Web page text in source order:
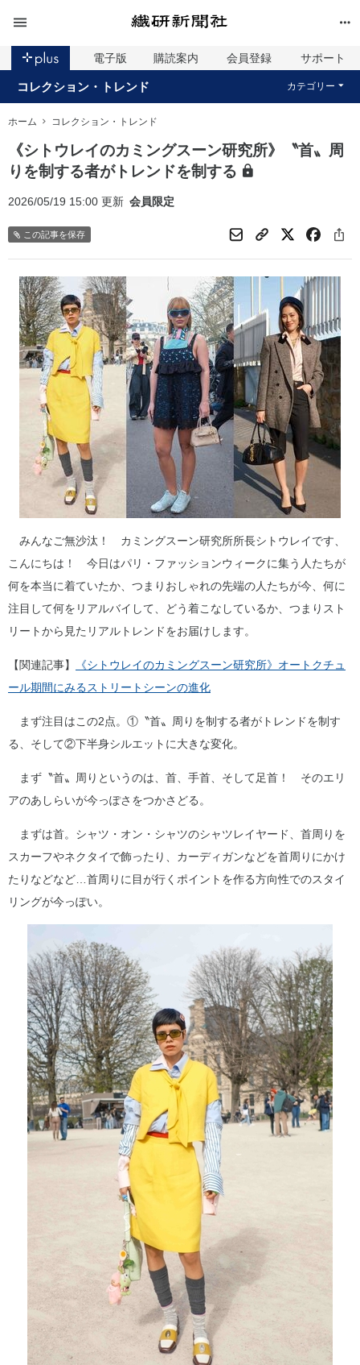
電子版 購読案内 会員登録 サポート
コレクション・トレンド カテゴリー
ホーム コレクション・トレンド
《シトウレイのカミングスーン研究所》〝首〟周
りを制する者がトレンドを制する
2026/05/19 15:00 更新 会員限定
この記事を保存
みんなご無沙汰！ カミングスーン研究所所長シトウレイです、
こんにちは！ 今日はパリ・ファッションウィークに集う人たちが
何を本当に着ていたか、つまりおしゃれの先端の人たちが今、何に
注目して何をリアルバイして、どう着こなしているか、つまりスト
リートから見たリアルトレンドをお届けします。
【関連記事】
《シトウレイのカミングスーン研究所》オートクチュ
ール期間にみるストリートシーンの進化
まず注目はこの2点。①〝首〟周りを制する者がトレンドを制す
る、そして②下半身シルエットに大きな変化。
まず〝首〟周りというのは、首、手首、そして足首！ そのエリ
アのあしらいが今っぽさをつかさどる。
まずは首。シャツ・オン・シャツのシャツレイヤード、首周りを
スカーフやネクタイで飾ったり、カーディガンなどを首周りにかけ
たりなどなど…首周りに目が行くポイントを作る方向性でのスタイ
リングが今っぽい。